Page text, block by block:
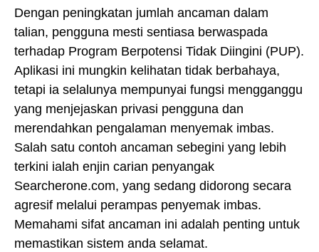
Dengan peningkatan jumlah ancaman dalam
talian, pengguna mesti sentiasa berwaspada
terhadap Program Berpotensi Tidak Diingini (PUP).
Aplikasi ini mungkin kelihatan tidak berbahaya,
tetapi ia selalunya mempunyai fungsi mengganggu
yang menjejaskan privasi pengguna dan
merendahkan pengalaman menyemak imbas.
Salah satu contoh ancaman sebegini yang lebih
terkini ialah enjin carian penyangak
Searcherone.com, yang sedang didorong secara
agresif melalui perampas penyemak imbas.
Memahami sifat ancaman ini adalah penting untuk
memastikan sistem anda selamat.